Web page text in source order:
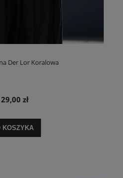
Der Lor Koralowa
zł
KOSZYKA